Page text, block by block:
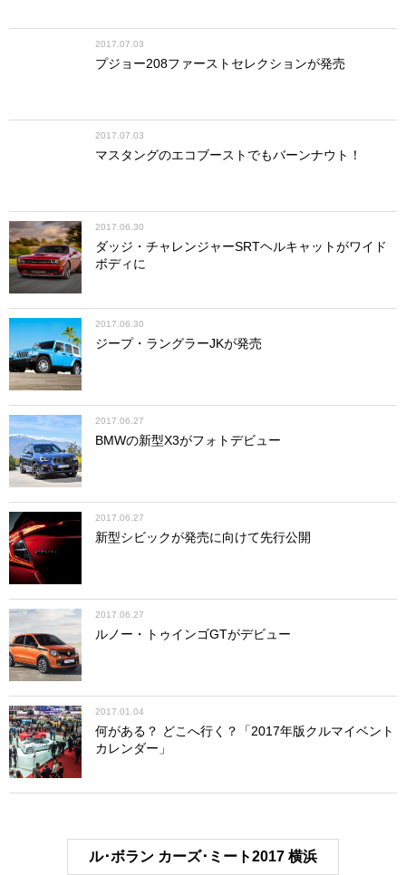
2017.07.03
プジョー208ファーストセレクションが発売
2017.07.03
マスタングのエコブーストでもバーンナウト！
2017.06.30
ダッジ・チャレンジャーSRTヘルキャットがワイド
ボディに
2017.06.30
ジープ・ラングラーJKが発売
2017.06.27
BMWの新型X3がフォトデビュー
2017.06.27
新型シビックが発売に向けて先行公開
2017.06.27
ルノー・トゥインゴGTがデビュー
2017.01.04
何がある？ どこへ行く？「2017年版クルマイベント
カレンダー」
ル･ボラン カーズ･ミート2017 横浜